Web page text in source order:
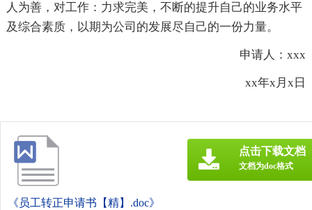
人为善，对工作：力求完美，不断的提升自己的业务水平
及综合素质，以期为公司的发展尽自己的一份力量。
申请人：xxx
xx年x月x日
《员工转正申请书【精】.doc》
点击下载文档
文档为doc格式